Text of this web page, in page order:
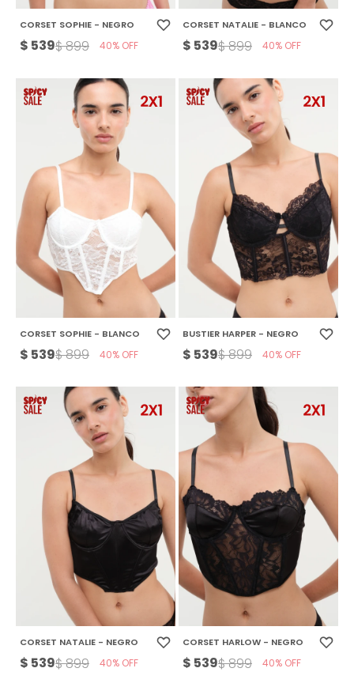
CORSET SOPHIE - NEGRO
$ 539$899 40
CORSET NATALIE - BLANCO
$ 539$899 40
CORSET SOPHIE - BLANCO
$ 539$899 40
BUSTIER HARPER - NEGRO
$ 539$899 40
CORSET NATALIE - NEGRO
$ 539$899 40
CORSET HARLOW - NEGRO
$ 539$899 40